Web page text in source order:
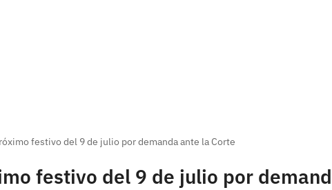
festivo del 9 de julio por demanda ante la Corte
festivo del 9 de julio por